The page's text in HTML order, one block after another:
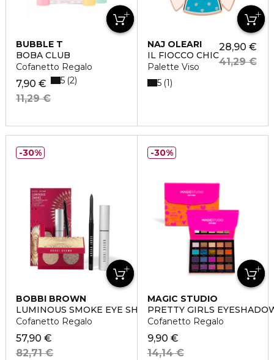
BUBBLE T
BOBA CLUB
Cofanetto Regalo
7,90 €
11,29 €
5 2
NAJ OLEARI
IL FIOCCO CHIC
Palette Viso
28,90 €
41,29 €
5 1
BOBBI BROWN
LUMINOUS SMOKE EYE SHADOW DUO SET
Cofanetto Regalo
57,90 €
82,71 €
30%
MAGIC STUDIO
PRETTY GIRLS
Cofanetto Regalo
9,90 €
14,14 €
30%